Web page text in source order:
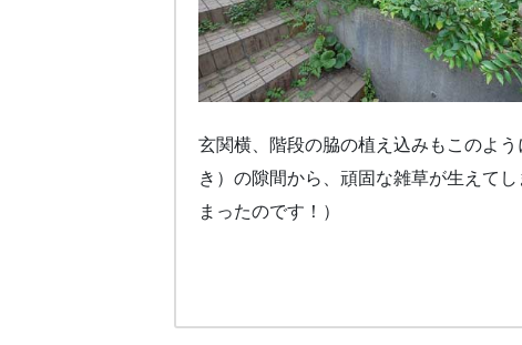
玄関横、階段の脇の植え込みもこのよ
き）の隙間から、頑固な雑草が生えて
まったのです！）